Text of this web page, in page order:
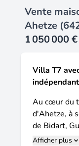
Vente
Ahetze
1 050 000 €
Villa T7
indépendant
Au cœur du
d'Ahetze, à
de Bidart,
découvrez
Afficher plus